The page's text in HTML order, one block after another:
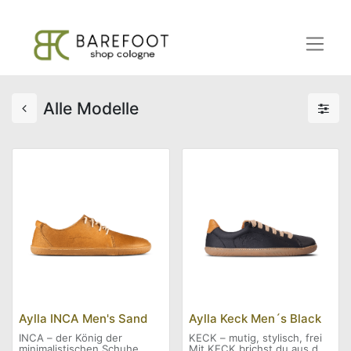
Alle Modelle
Aylla INCA Men's Sand
INCA – der König der
minimalistischen Schuhe
Aylla Keck Men´s Black
KECK – mutig, stylisch, frei
Mit KECK brichst du aus der